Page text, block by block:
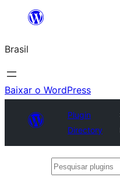
o
conteúdo
Brasil
Baixar o WordPress
Plugin
Directory
Pesquisar